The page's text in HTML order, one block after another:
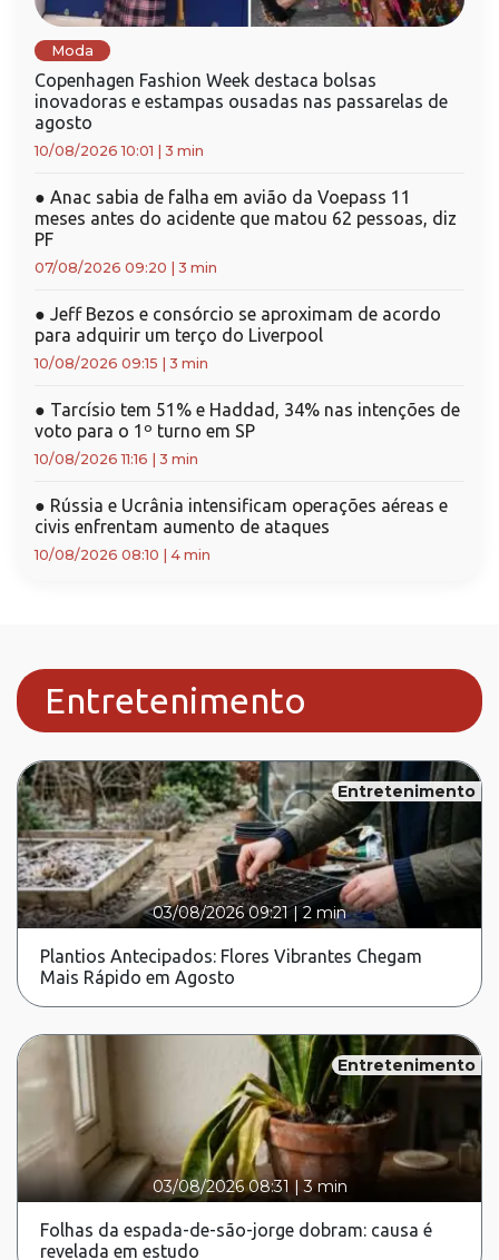
Moda
Copenhagen Fashion Week destaca bolsas
inovadoras e estampas ousadas nas passarelas de
agosto
10/08/2026 10:01 3 min
● Anac sabia de falha em avião da Voepass 11
meses antes do acidente que matou 62 pessoas, diz
PF
07/08/2026 09:20 3 min
● Jeff Bezos e consórcio se aproximam de acordo
para adquirir um terço do Liverpool
10/08/2026 09:15 3 min
● Tarcísio tem 51% e Haddad, 34% nas intenções de
voto para o 1º turno em SP
10/08/2026 11:16 3 min
● Rússia e Ucrânia intensificam operações aéreas e
civis enfrentam aumento de ataques
10/08/2026 08:10 4 min
Entretenimento
Entretenimento
03/08/2026 09:21|2 min
Plantios Antecipados: Flores Vibrantes Chegam
Mais Rápido em Agosto
Entretenimento
03/08/2026 08:31 |3 min
Folhas da espada-de-são-jorge dobram: causa é
revelada em estudo